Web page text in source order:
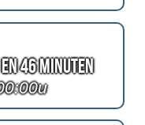
46 Minuten